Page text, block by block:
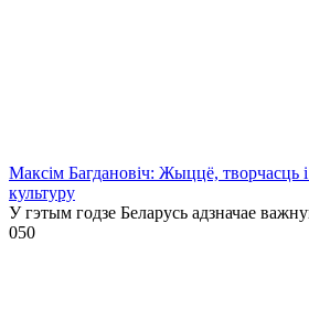
Максім Багдановіч: Жыццё, творчасць
культуру
У гэтым годзе Беларусь адзначае
050